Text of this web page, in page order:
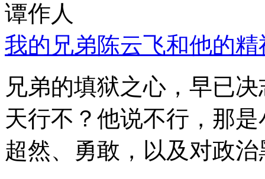
谭作人
我的兄弟陈云飞和他的
兄弟的填狱之心，早已
天行不？他说不行，那
超然、勇敢，以及对政